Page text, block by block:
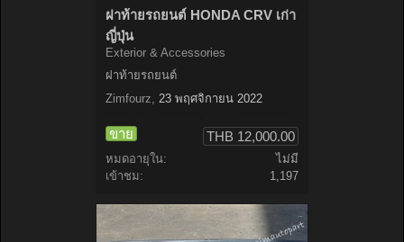
ฝาท้ายรถยนต์ HONDA CRV เก่า
ญี่ปุ่น
Exterior & Accessories
ฝาท้ายรถยนต์
Zimfourz
23 พฤศจิกายน 2022
ขาย THB 12,000.00
หมดอายุใน:
ไม่มี
เข้าชม:
1,197